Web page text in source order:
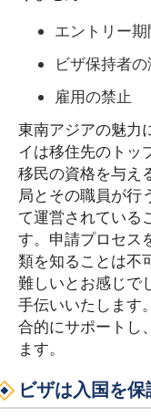
エントリー期
ビザ保持者
雇用の禁止
東南アジアの魅力
イは移住先のトッ
移民の資格を与え
局とその職員が行
て運営されている
す。申請プロセス
類を知ることは不
難しいとお感じで
手伝いいたします
合的にサポートし
ます。
ビザは入国を